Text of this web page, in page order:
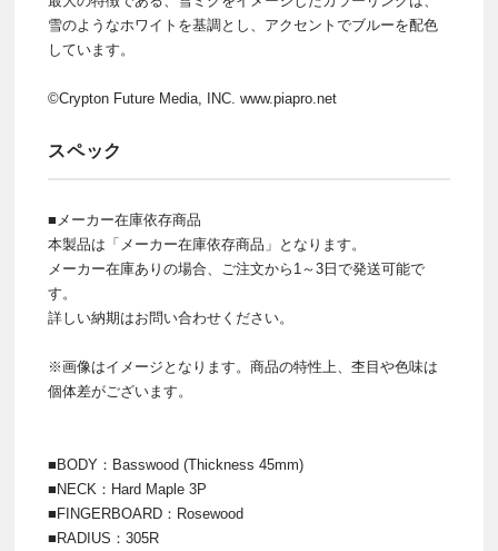
雪のようなホワイトを基調とし、アクセントでブルーを配色
しています。
©Crypton Future Media, INC. www.piapro.net
スペック
■メーカー在庫依存商品
本製品は「メーカー在庫依存商品」となります。
メーカー在庫ありの場合、ご注文から1～3日で発送可能で
す。
詳しい納期はお問い合わせください。
※画像はイメージとなります。商品の特性上、杢目や色味は
個体差がございます。
■BODY：Basswood (Thickness 45mm)
■NECK：Hard Maple 3P
■FINGERBOARD：Rosewood
■RADIUS：305R